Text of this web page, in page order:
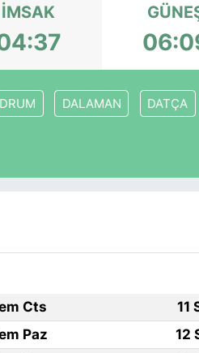
İMSAK
DALAMAN DATÇA
Cts
11
Paz
12
(Arşiv)